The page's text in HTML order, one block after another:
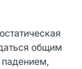
общим